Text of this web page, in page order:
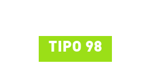
TIPO 98